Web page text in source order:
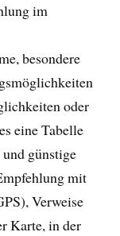
im
besondere
oder
eine Tabelle
günstige
mit
Verweise
Karte, in der